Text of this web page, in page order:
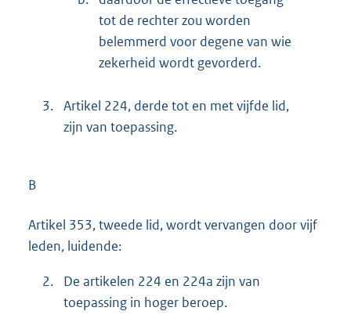
tot de rechter zou worden
belemmerd voor degene van wie
zekerheid wordt gevorderd.
3. Artikel 224, derde tot en met vijfde lid,
zijn van toepassing.
B
Artikel 353, tweede lid, wordt vervangen door vijf
leden, luidende:
2.
De artikelen 224 en 224a zijn van
toepassing in hoger beroep.